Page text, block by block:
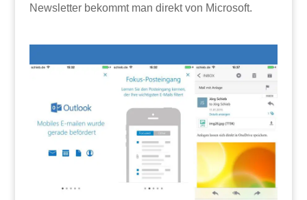
Newsletter bekommt man direkt von Microsoft.